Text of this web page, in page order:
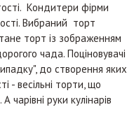
Кондитери фірми
Вибраний торт
торт із зображенням
чада. Поціновувачі
до створення яких
- весільні торти, що
руки кулінарів